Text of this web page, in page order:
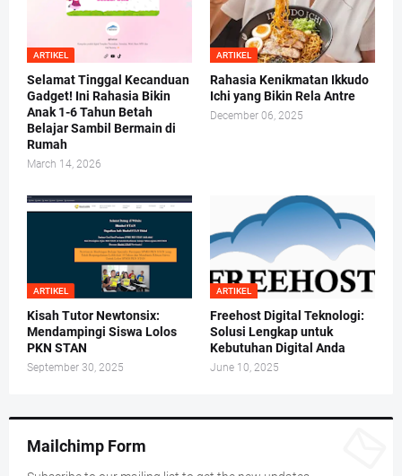
ARTIKEL
Selamat Tinggal Kecanduan
Gadget! Ini Rahasia Bikin
Anak 1-6 Tahun Betah
Belajar Sambil Bermain di
Rumah
March 14, 2026
ARTIKEL
Rahasia Kenikmatan Ikkudo
Ichi yang Bikin Rela Antre
December 06, 2025
ARTIKEL
Kisah Tutor Newtonsix:
Mendampingi Siswa Lolos
PKN STAN
September 30, 2025
ARTIKEL
Freehost Digital Teknologi:
Solusi Lengkap untuk
Kebutuhan Digital Anda
June 10, 2025
Mailchimp Form